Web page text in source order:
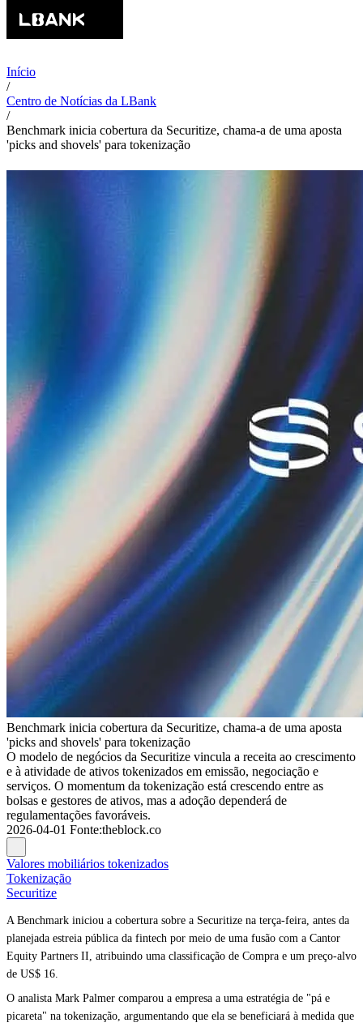
Início
/
Centro de Notícias da LBank
/
Benchmark inicia cobertura da Securitize, chama-a de uma aposta
'picks and shovels' para tokenização
Benchmark inicia cobertura da Securitize, chama-a de uma aposta
'picks and shovels' para tokenização
O modelo de negócios da Securitize vincula a receita ao crescimento
e à atividade de ativos tokenizados em emissão, negociação e
serviços. O momentum da tokenização está crescendo entre as
bolsas e gestores de ativos, mas a adoção dependerá de
regulamentações favoráveis.
2026-04-01 Fonte:theblock.co
Valores mobiliários tokenizados
Tokenização
Securitize
A Benchmark iniciou a cobertura sobre a Securitize na terça-feira, antes da
planejada estreia pública da fintech por meio de uma fusão com a Cantor
Equity Partners II, atribuindo uma classificação de Compra e um preço-alvo
de US$ 16.
O analista Mark Palmer comparou a empresa a uma estratégia de "pá e
picareta" na tokenização, argumentando que ela se beneficiará à medida que